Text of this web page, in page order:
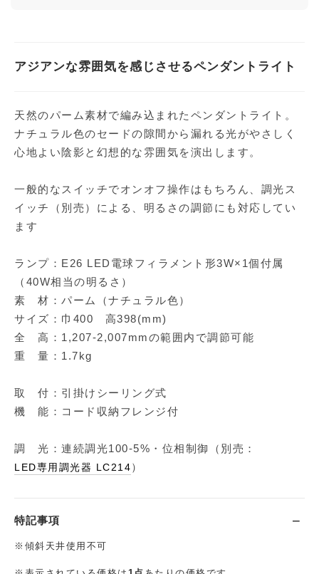
アジアンな雰囲気を感じさせるペンダントライト
天然のパーム素材で編み込まれたペンダントライト。
ナチュラル色のセードの隙間から漏れる光がやさしく
心地よい陰影と幻想的な雰囲気を演出します。
一般的なスイッチでオンオフ操作はもちろん、調光ス
イッチ（別売）による、明るさの調節にも対応してい
ます
ランプ：E26 LED電球フィラメント形3W×1個付属
（40W相当の明るさ）
素 材：パーム（ナチュラル色）
サイズ：巾400 高398(mm)
全 高：1,207-2,007mmの範囲内で調節可能
重 量：1.7kg
取 付：引掛けシーリング式
機 能：コード収納フレンジ付
調 光：連続調光100-5%・位相制御（別売：
LED専用調光器 LC214）
特記事項
※傾斜天井使用不可